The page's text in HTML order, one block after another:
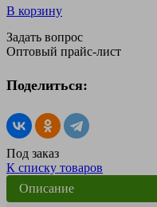
В корзину
Задать вопрос
Оптовый прайс-лист
Поделиться:
Под заказ
К списку товаров
Описание